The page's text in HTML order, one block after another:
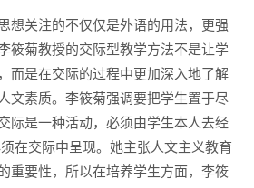
想关注的不仅仅是外语的用法，更强
筱菊教授的交际型教学方法不是让学
而是在交际的过程中更加深入地了解
文素质。李筱菊强调要把学生置于尽
际是一种活动，必须由学生本人去经
在交际中呈现。她主张人文主义教育
重要性，所以在培养学生方面，李筱